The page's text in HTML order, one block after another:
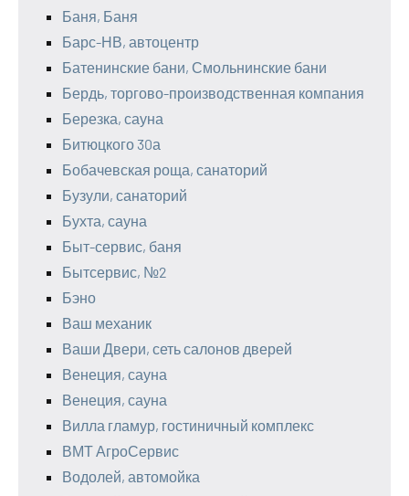
Баня, Баня
Барс-НВ, автоцентр
Батенинские бани, Смольнинские бани
Бердь, торгово-производственная компания
Березка, сауна
Битюцкого 30а
Бобачевская роща, санаторий
Бузули, санаторий
Бухта, сауна
Быт-сервис, баня
Бытсервис, №2
Бэно
Ваш механик
Ваши Двери, сеть салонов дверей
Венеция, сауна
Венеция, сауна
Вилла гламур, гостиничный комплекс
ВМТ АгроСервис
Водолей, автомойка